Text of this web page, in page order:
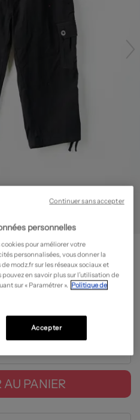
AU PANIER
personnelles
pour améliorer votre
personnalisées, vous donner la
modz.fr sur les réseaux sociaux et
pouvez en savoir plus sur l’utilisation de
sur « Paramétrer ». Politique de
Accepter
Continuer sans accepter